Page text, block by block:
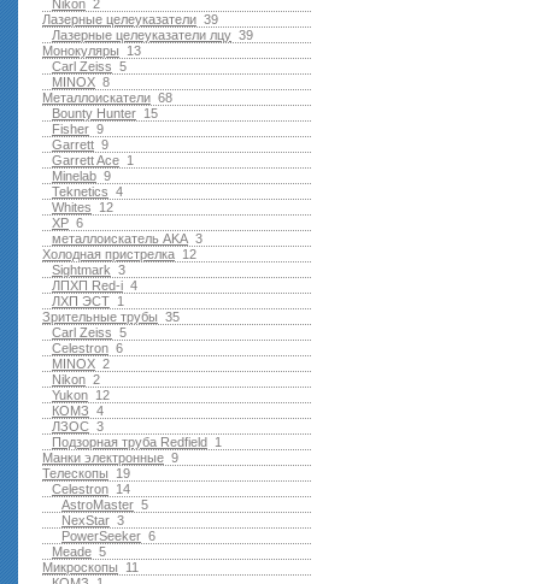
2
Nikon
39
Лазерные целеуказатели
39
Лазерные целеуказатели лцу
13
Монокуляры
5
Carl Zeiss
8
MINOX
68
Металлоискатели
15
Bounty Hunter
9
Fisher
9
Garrett
1
Garrett Ace
9
Minelab
4
Teknetics
12
Whites
6
XP
3
металлоискатель AKA
12
Холодная пристрелка
3
Sightmark
4
ЛПХП Red-i
1
ЛХП ЭСТ
35
Зрительные трубы
5
Carl Zeiss
6
Celestron
2
MINOX
2
Nikon
12
Yukon
4
КОМЗ
3
ЛЗОС
1
Подзорная труба Redfield
9
Манки электронные
19
Телескопы
14
Celestron
5
AstroMaster
3
NexStar
6
PowerSeeker
5
Meade
11
Микроскопы